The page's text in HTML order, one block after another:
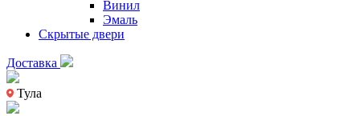
Винил
Эмаль
Скрытые двери
Доставка
Тула